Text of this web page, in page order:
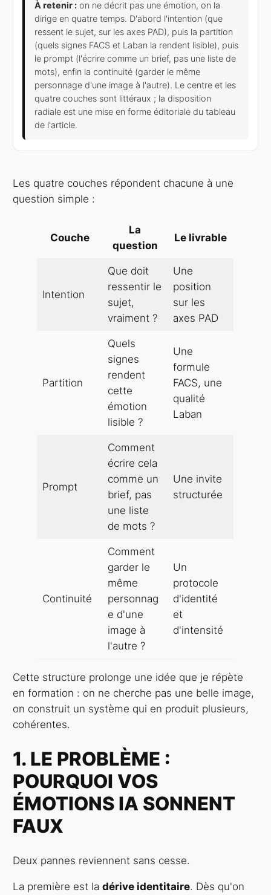
À retenir :on ne décrit pas une émotion, on la
dirige en quatre temps. D'abord l'intention (que
ressent le sujet, sur les axes PAD), puis la partition
(quels signes FACS et Laban la rendent lisible), puis
le prompt (l'écrire comme un brief, pas une liste de
mots), enfin la continuité (garder le même
personnage d'une image à l'autre). Le centre et les
quatre couches sont littéraux ; la disposition
radiale est une mise en forme éditoriale du tableau
de l'article.
Les quatre couches répondent chacune à une
question simple :
Couche
La
question
Le livrable
Intention
Que doit
ressentir le
sujet,
vraiment ?
Une
position
sur les
axes PAD
Partition
Quels
signes
rendent
cette
émotion
lisible ?
Une
formule
FACS, une
qualité
Laban
Prompt
Comment
écrire cela
comme un
brief, pas
une liste
de mots ?
Une invite
structurée
Continuité
Comment
garder le
même
personnag
e d'une
image à
l'autre ?
Un
protocole
d'identité
et
d'intensité
Cette structure prolonge une idée que je répète
en formation : on ne cherche pas une belle image,
on construit un système qui en produit plusieurs,
cohérentes.
1. LE PROBLÈME :
POURQUOI VOS
ÉMOTIONS IA SONNENT
FAUX
Deux pannes reviennent sans cesse.
La première est ladérive identitaire. Dès qu'on